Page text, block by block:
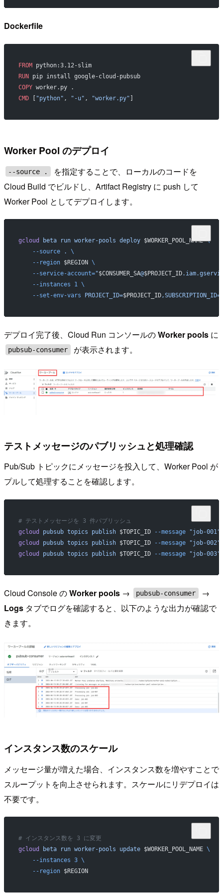
Dockerfile
FROM python:3.12-slim
RUN pip install google-cloud-pubsub
COPY worker.py .
CMD [ "python" , "-u" , "worker.py" ]
Worker Pool のデプロイ
--source .
を指定することで、ローカルのコードを
Cloud Build でビルドし、Artifact Registry に push して
Worker Pool としてデプロイします。
gcloud beta run worker-pools deploy $WORKER_POOL_NAME \
    --source
.
\
    --region
$REGION \
    --service-account=
"$CONSUMER_SA@$PROJECT_ID
    --instances
1 \
    --set-env-vars
PROJECT_ID=$PROJECT_ID,SUBSCRIPTION_ID=
デプロイ完了後、Cloud Run コンソールのWorker pools に
pubsub-consumer が表示されます。
テストメッセージのパブリッシュと処理確認
Pub/Sub トピックにメッセージを投入して、Worker Pool が
プルして処理することを確認します。
# テストメッセージを 3 件パブリッシュ
gcloud
pubsub topics publish $TOPIC_ID --message "job-001"
gcloud
pubsub topics publish $TOPIC_ID --message "job-002"
gcloud
pubsub topics publish $TOPIC_ID --message "job-003"
Cloud Console のWorker pools → pubsub-consumer
→
Logs タブでログを確認すると、以下のような出力が確認で
きます。
インスタンス数のスケール
メッセージ量が増えた場合、インスタンス数を増やすことで
スループットを向上させられます。スケールにリデプロイは
不要です。
# インスタンス数を 3 に変更
gcloud
beta run worker-pools update $WORKER_POOL_NAME \
    --instances
3 \
    --region
$REGION